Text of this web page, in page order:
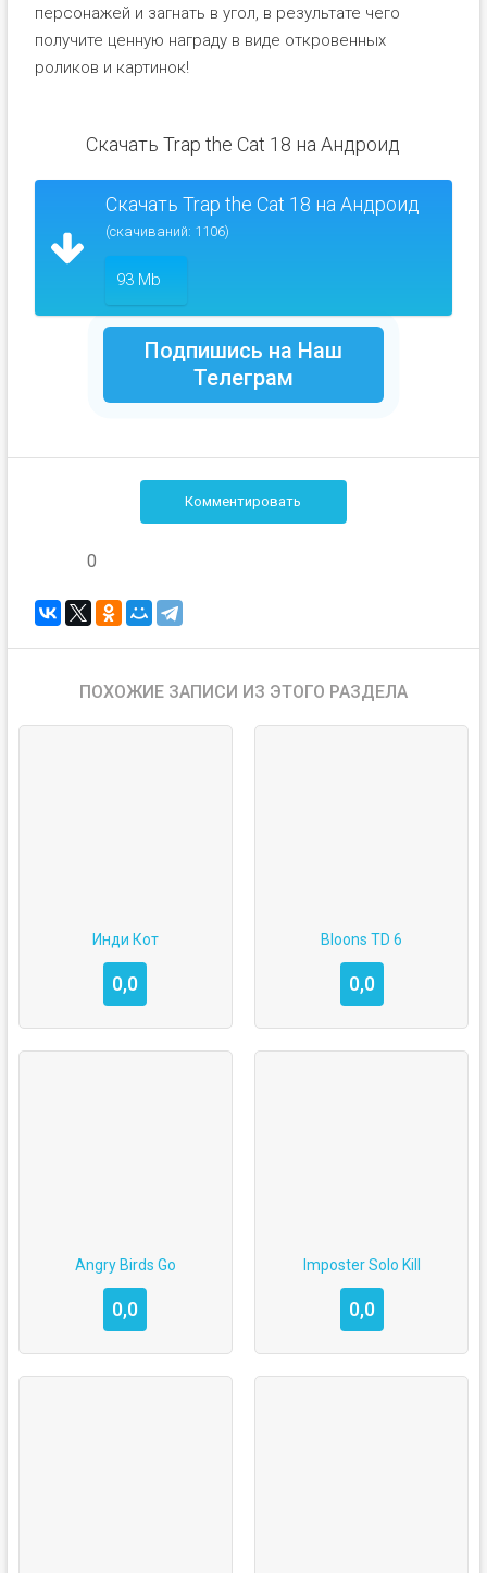
персонажей и загнать в угол, в результате чего
получите ценную награду в виде откровенных
роликов и картинок!
Скачать Trap the Cat 18 на Андроид
Скачать Trap the Cat 18 на Андроид
(скачиваний: 1106)
93 Mb
Подпишись на Наш
Телеграм
Комментировать
0
ПОХОЖИЕ ЗАПИСИ ИЗ ЭТОГО РАЗДЕЛА
Инди Кот
0,0
Bloons TD 6
0,0
Angry Birds Go
0,0
Imposter Solo Kill
0,0